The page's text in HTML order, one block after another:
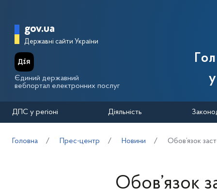
Головна сторінка Державної
gov.ua
Державні сайти України
Єдиний державний
вебпортал електронних послуг
ДПС у регіоні Діяльність
Головна Прес-центр Новини Обов’язок
Обов’язок